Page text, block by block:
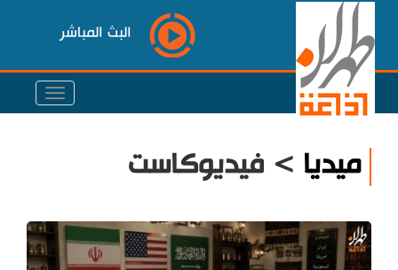
البث المباشر
ميديا > فيديوكاست